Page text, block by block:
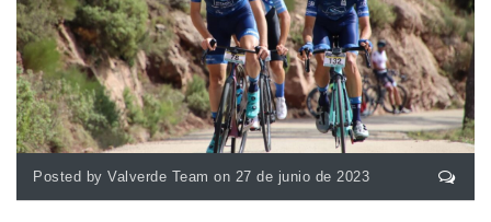
Posted by Valverde Team on 27 de junio de 2023